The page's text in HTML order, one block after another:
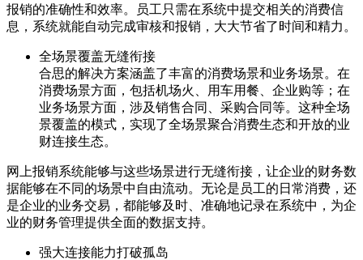
报销的准确性和效率。员工只需在系统中提交相关的消费信
息，系统就能自动完成审核和报销，大大节省了时间和精力。
全场景覆盖无缝衔接
合思的解决方案涵盖了丰富的消费场景和业务场景。在
消费场景方面，包括机场火、用车用餐、企业购等；在
业务场景方面，涉及销售合同、采购合同等。这种全场
景覆盖的模式，实现了全场景聚合消费生态和开放的业
财连接生态。
网上报销系统能够与这些场景进行无缝衔接，让企业的财务数
据能够在不同的场景中自由流动。无论是员工的日常消费，还
是企业的业务交易，都能够及时、准确地记录在系统中，为企
业的财务管理提供全面的数据支持。
强大连接能力打破孤岛